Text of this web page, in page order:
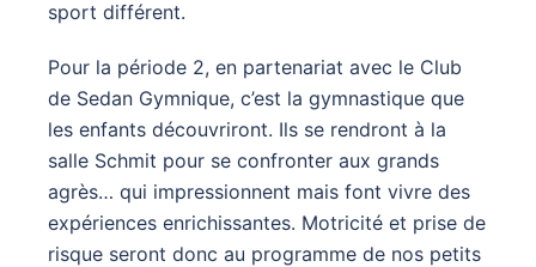
sport différent.
Pour la période 2, en partenariat avec le Club
de Sedan Gymnique, c’est la gymnastique que
les enfants découvriront. Ils se rendront à la
salle Schmit pour se confronter aux grands
agrès… qui impressionnent mais font vivre des
expériences enrichissantes. Motricité et prise de
risque seront donc au programme de nos petits